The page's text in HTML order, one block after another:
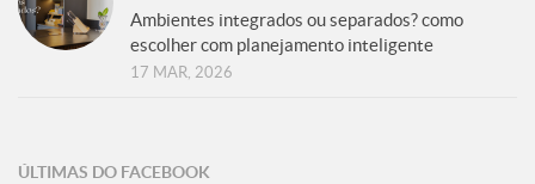
Ambientes integrados ou separados? como
escolher com planejamento inteligente
17 MAR, 2026
ÚLTIMAS DO FACEBOOK